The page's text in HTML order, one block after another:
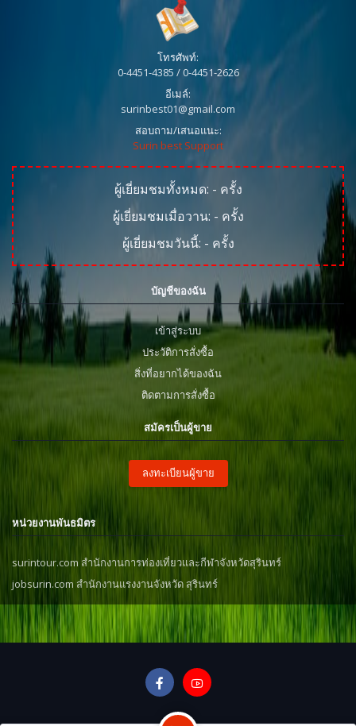
โทรศัพท์:
0-4451-4385 / 0-4451-2626
อีเมล์:
surinbest01@gmail.com
สอบถาม/เสนอแนะ:
Surin best Support
ผู้เยี่ยมชมทั้งหมด: - ครั้ง
ผู้เยี่ยมชมเมื่อวาน: - ครั้ง
ผู้เยี่ยมชมวันนี้: - ครั้ง
บัญชีของฉัน
เข้าสู่ระบบ
ประวัติการสั่งซื้อ
สิ่งที่อยากได้ของฉัน
ติดตามการสั่งซื้อ
สมัครเป็นผู้ขาย
ลงทะเบียนผู้ขาย
หน่วยงานพันธมิตร
surintour.com สำนักงานการท่องเที่ยวและกีฬาจังหวัดสุรินทร์
jobsurin.com สำนักงานแรงงานจังหวัด สุรินทร์